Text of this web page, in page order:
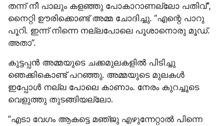
തന്ന് നീ പാലും കളഞ്ഞു പോകാറാണല്ലോ പതിവ്”,
നൈറ്റി ഊരിക്കൊണ്ട് അമ്മ ചോദിച്ചു. “എന്റെ പാറു
പൂറി. ഇന്ന് നിന്നെ നല്ലപോലെ പൂശാനൊരു മൂഡ്.
അതാ”.
കുട്ടപ്പൻ അമ്മയുടെ ചക്കമുലകളിൽ പിടിച്ചു
ഞെക്കികൊണ്ട് പറഞ്ഞു. അമ്മയുടെ മുലകൾ
ഇപ്പോൾ നല്ല പോലെ കാണാം. നേരം കുറച്ചൂടെ
വെളുത്തു തുടങ്ങിയല്ലോ.
“എടാ വേഗം ആകട്ടെ മഞ്​ജു എഴുന്നേറ്റാൽ പിന്നെ